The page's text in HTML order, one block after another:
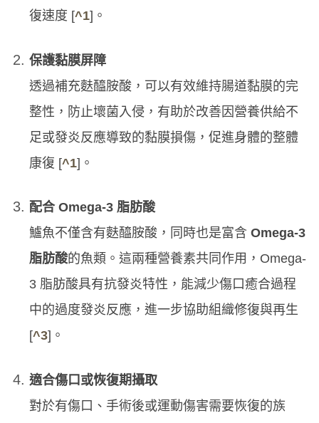
復速度 [^1]。
保護黏膜屏障
透過補充麩醯胺酸，可以有效維持腸道黏膜的完
整性，防止壞菌入侵，有助於改善因營養供給不
足或發炎反應導致的黏膜損傷，促進身體的整體
康復 [^1]。
配合 Omega-3 脂肪酸
鱸魚不僅含有麩醯胺酸，同時也是富含 Omega-3
脂肪酸的魚類。這兩種營養素共同作用，Omega-
3 脂肪酸具有抗發炎特性，能減少傷口癒合過程
中的過度發炎反應，進一步協助組織修復與再生
[^3]。
適合傷口或恢復期攝取
對於有傷口、手術後或運動傷害需要恢復的族